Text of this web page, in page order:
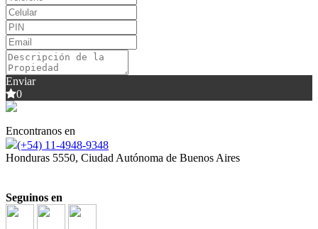
Enviar
0
Encontranos en
(+54) 11-4948-9348
Honduras 5550, Ciudad Autónoma de Buenos Aires
Seguinos en